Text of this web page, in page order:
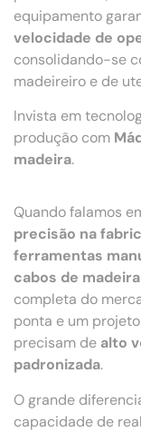
equipamento
velocidade de
consolidando-se
madeireiro e de
Invista em
produção com
madeira.
Quando falamos
precisão na
ferramentas
cabos de madeira
completa do
ponta e um
precisam de alto
padronizada.
O grande
capacidade de